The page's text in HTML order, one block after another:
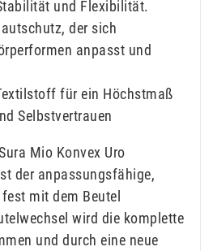
und Flexibilität.
der sich
anpasst und
für ein Höchstmaß
Selbstvertrauen
Mio Konvex Uro
der anpassungsfähige,
mit dem Beutel
wird die komplette
und durch eine neue